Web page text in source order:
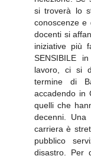
si troverà lo
conoscenze e
docenti si
iniziative più
SENSIBILE
lavoro, ci si
termine di
accadendo in
quelli che
decenni. Una
carriera è
pubblico
disastro. Per